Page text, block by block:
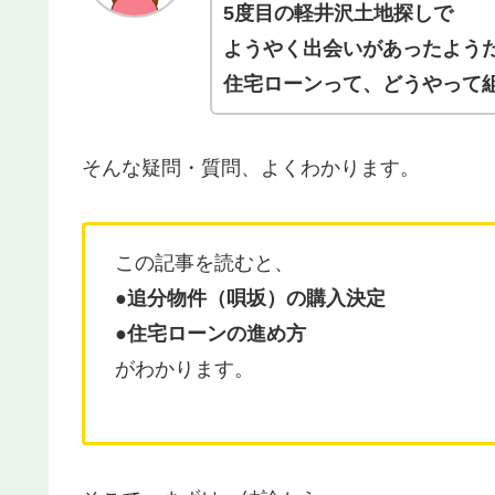
5度目の軽井沢土地探しで
ようやく出会いがあったよう
住宅ローンって、どうやって
そんな疑問・質問、よくわかります。
この記事を読むと、
●追分物件（唄坂）の購入決定
●住宅ローンの進め方
がわかります。